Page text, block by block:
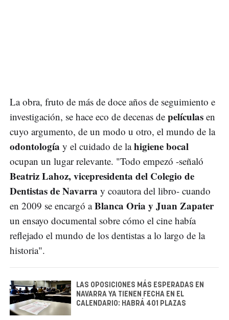
La obra, fruto de más de doce años de seguimiento e
investigación, se hace eco de decenas de películas en
cuyo argumento, de un modo u otro, el mundo de la
odontología y el cuidado de lahigiene bocal
ocupan un lugar relevante. "Todo empezó -señaló
Beatriz Lahoz, vicepresidenta del Colegio de
Dentistas de Navarra y coautora del libro- cuando
en 2009 se encargó aBlanca Oria y Juan Zapater
un ensayo documental sobre cómo el cine había
reflejado el mundo de los dentistas a lo largo de la
historia".
LAS OPOSICIONES MÁS ESPERADAS EN
NAVARRA YA TIENEN FECHA EN EL
CALENDARIO: HABRÁ 401 PLAZAS